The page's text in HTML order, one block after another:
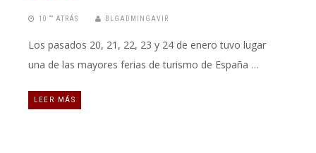
10 “” ATRÁS BLGADMINGAVIR
Los pasados 20, 21, 22, 23 y 24 de enero tuvo lugar
una de las mayores ferias de turismo de España …
LEER MÁS